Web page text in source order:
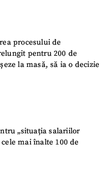
procesului de
pentru 200 de
la masă, să ia o decizie
„situația salariilor
mai înalte 100 de